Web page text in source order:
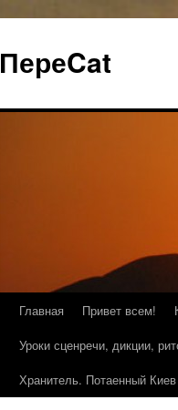
ПереCat
Главная Привет всем!
Уроки сценречи, дикции,
Хранитель. Потаенный Киев